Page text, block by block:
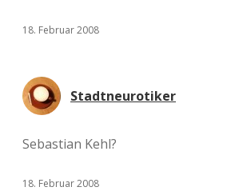
18. Februar 2008
Stadtneurotiker
Sebastian Kehl?
18. Februar 2008